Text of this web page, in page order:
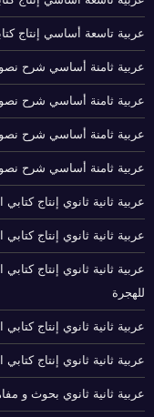
عربية تاسعة أساسي إنتاج
عربية ثامنة أساسي شرح
عربية ثامنة أساسي شرح
عربية ثامنة أساسي شرح
عربية ثامنة أساسي شرح
عربية ثانية ثانوي إنتاج
عربية ثانية ثانوي إنتاج
عربية ثانية ثانوي إنتاج
للهجرة
عربية ثانية ثانوي إنتاج
عربية ثانية ثانوي إنتاج
عربية ثانية ثانوي بحوث و